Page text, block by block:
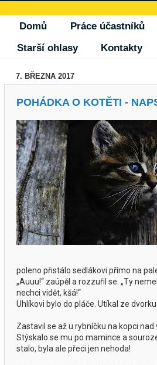
Domů Práce účastníků
Starší ohlasy
Kontakty
7. BŘEZNA 2017
POHÁDKA O KOTĚTI -
poleno přistálo sedlákovi přímo na
„Auuu!“ zaúpěl a rozzuřil se. „Ty
nechci vidět, kšá!“
Uhlíkovi bylo do pláče. Utíkal ze
Zastavil se až u rybníčku na kopci
Stýskalo se mu po mamince a
stalo, byla ale přeci jen nehoda!